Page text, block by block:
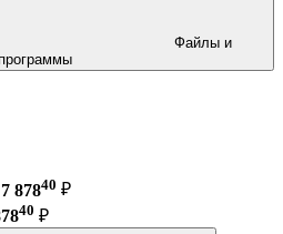
программы
7 87840 ₽
40 ₽